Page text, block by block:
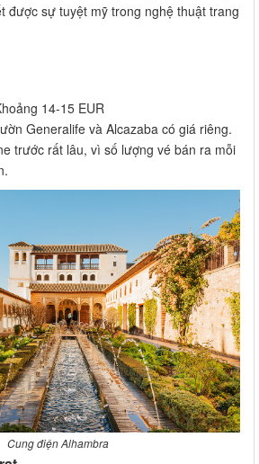
được sự tuyệt mỹ trong nghệ thuật trang
14-15 EUR
Generalife và Alcazaba có giá riêng.
trước rất lâu, vì số lượng vé bán ra mỗi
Cung điện Alhambra